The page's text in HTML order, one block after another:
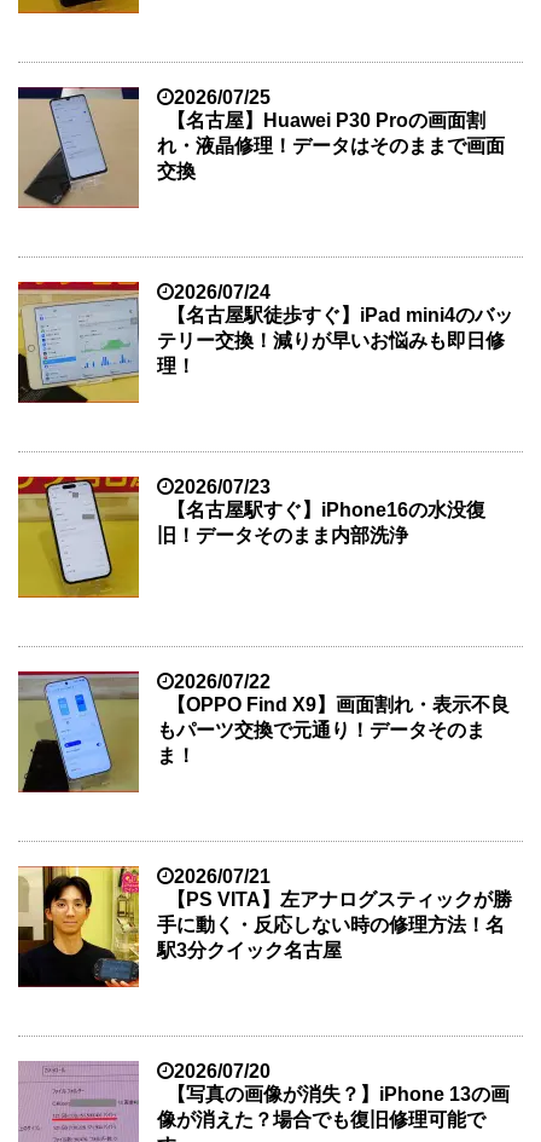
2026/07/25
【名古屋】Huawei P30 Proの画面割
れ・液晶修理！データはそのままで画面
交換
2026/07/24
【名古屋駅徒歩すぐ】iPad mini4のバッ
テリー交換！減りが早いお悩みも即日修
理！
2026/07/23
【名古屋駅すぐ】iPhone16の水没復
旧！データそのまま内部洗浄
2026/07/22
【OPPO Find X9】画面割れ・表示不良
もパーツ交換で元通り！データそのま
ま！
2026/07/21
【PS VITA】左アナログスティックが勝
手に動く・反応しない時の修理方法！名
駅3分クイック名古屋
2026/07/20
【写真の画像が消失？】iPhone 13の画
像が消えた？場合でも復旧修理可能で